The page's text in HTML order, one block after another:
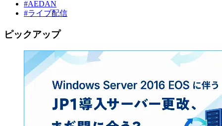
#AEDAN
#ライブ配信
ピックアップ